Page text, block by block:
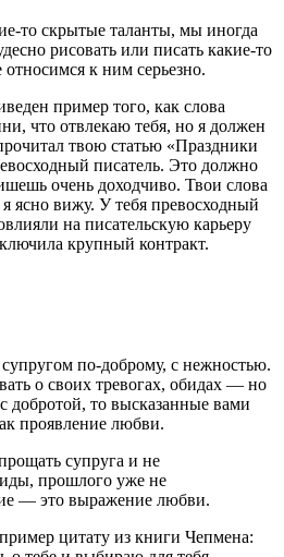
то скрытые таланты, мы иногда
рисовать или писать какие-то
к ним серьезно.
пример того, как слова
что отвлекаю тебя, но я должен
твою статью «Праздники
писатель. Это должно
очень доходчиво. Твои слова
ясно вижу. У тебя превосходный
на писательскую карьеру
крупный контракт.
по-доброму, с нежностью.
о своих тревогах, обидах — но
добротой, то высказанные вами
проявление любви.
супруга и не
прошлого уже не
— это выражение любви.
цитату из книги Чепмена: